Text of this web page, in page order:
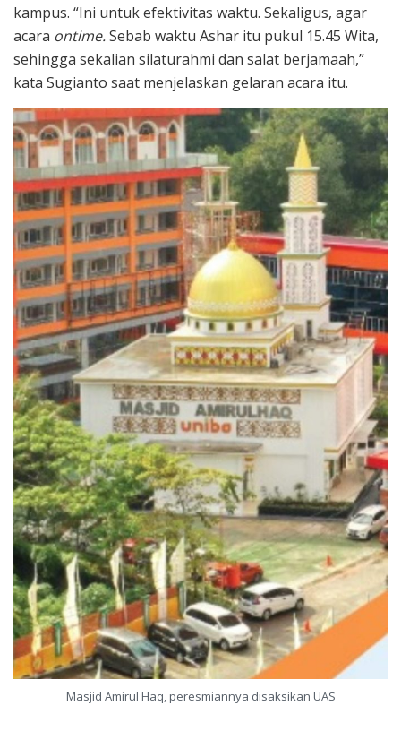
kampus. “Ini untuk efektivitas waktu. Sekaligus, agar
acara ontime.Sebab waktu Ashar itu pukul 15.45 Wita,
sehingga sekalian silaturahmi dan salat berjamaah,”
kata Sugianto saat menjelaskan gelaran acara itu.
Masjid Amirul Haq, peresmiannya disaksikan UAS